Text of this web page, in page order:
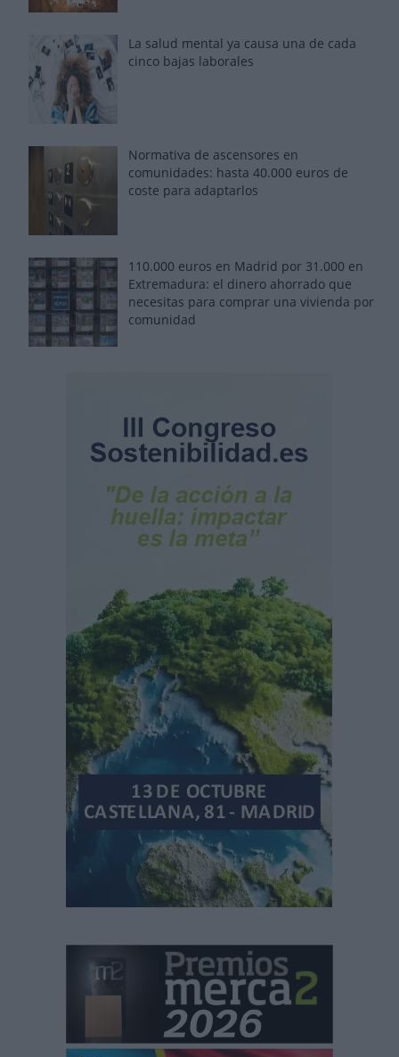
La salud mental ya causa una de cada
cinco bajas laborales
Normativa de ascensores en
comunidades: hasta 40.000 euros de
coste para adaptarlos
110.000 euros en Madrid por 31.000 en
Extremadura: el dinero ahorrado que
necesitas para comprar una vivienda por
comunidad